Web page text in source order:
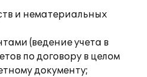
и нематериальных
(ведение учета в
по договору в целом
документу;